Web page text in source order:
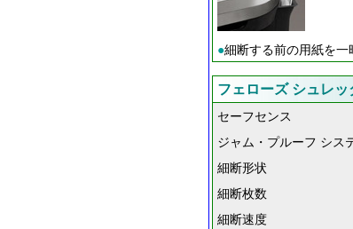
●細断する前の用紙を一
フェローズ シュレ
セーフセンス
ジャム・プルーフ シス
細断形状
細断枚数
細断速度